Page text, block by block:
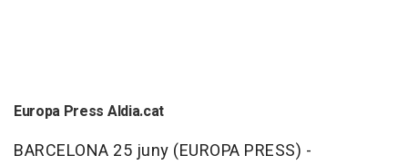
Europa Press Aldia.cat
BARCELONA 25 juny (EUROPA PRESS) -